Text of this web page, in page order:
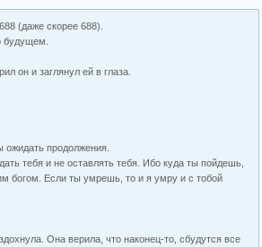
(даже скорее 688).
будущем.
он и заглянул ей в глаза.
ожидать продолжения.
тебя и не оставлять тебя. Ибо куда ты пойдешь,
богом. Если ты умрешь, то и я умру и с тобой
Она верила, что наконец-то, сбудутся все